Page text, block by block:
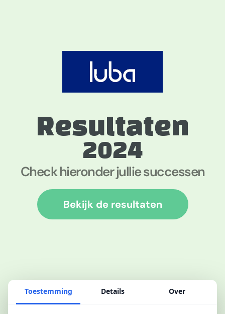
Resultaten
2024
Check hieronder jullie successen
Bekijk de resultaten
Toestemming Details Over